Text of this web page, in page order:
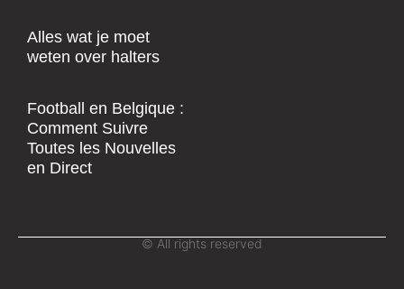
Alles wat je moet
weten over halters
Football en Belgique :
Comment Suivre
Toutes les Nouvelles
en Direct
© All rights reserved